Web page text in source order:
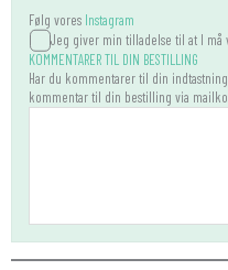
Følg vores Instagram
Jeg giver min tilladelse til at I må
KOMMENTARER TIL DIN BESTILLING
Har du kommentarer til din
kommentar til din bestilling via